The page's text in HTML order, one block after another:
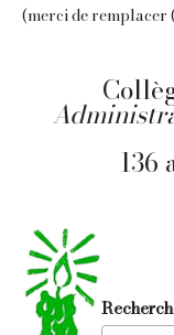
(merci de remplacer
136